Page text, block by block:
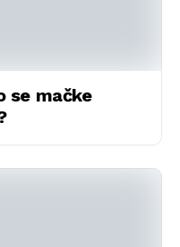
se mačke